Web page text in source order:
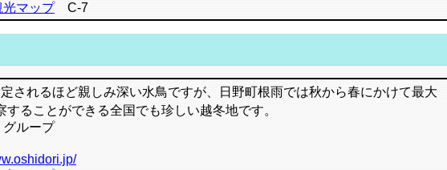
光マップC-7
されるほど親しみ深い水鳥ですが、日野町根雨では秋から春にかけて最大
ることができる全国でも珍しい越冬地です。
ループ